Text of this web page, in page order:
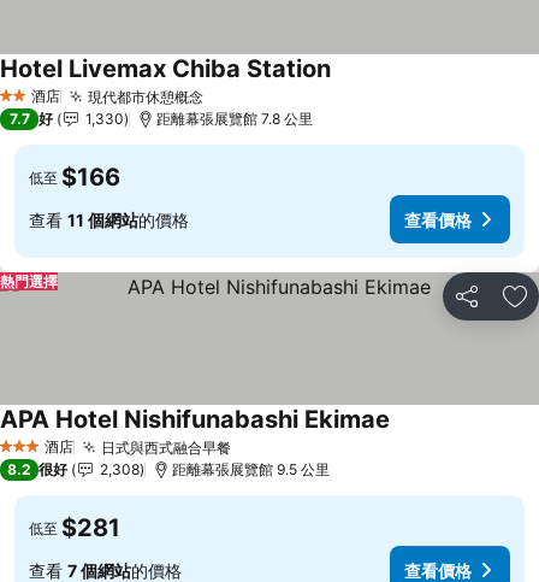
2 星級酒店 現代都市休憩概念
Hotel Livemax Chiba Station
7.7 好 1,330 距離幕張展覽館 7.8 公里
低至 $166
查看 11 個網站的價格 查看價格
分享 放
熱門選擇
3 星級 酒店 日式與西式融合早餐
APA Hotel Nishifunabashi Ekimae
8.2 很好 2,308 距離幕張展覽館 9.5 公里
低至 $281
查看 7 個網站的價格 查看價格